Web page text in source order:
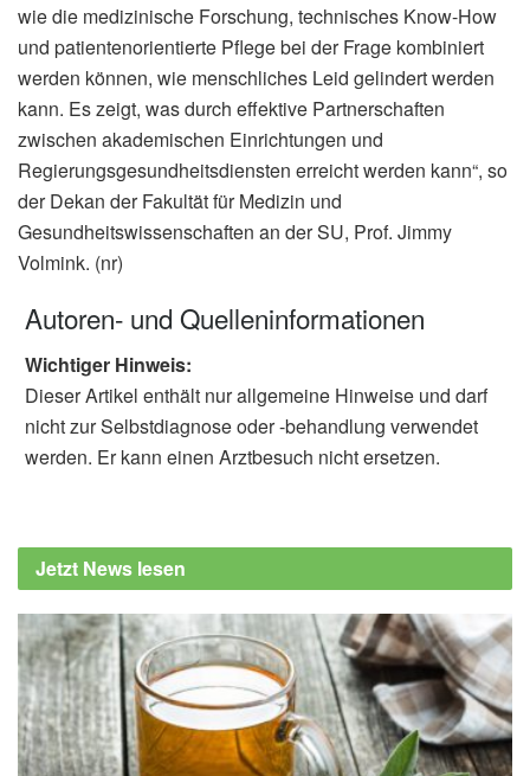
wie die medizinische Forschung, technisches Know-How
und patientenorientierte Pflege bei der Frage kombiniert
werden können, wie menschliches Leid gelindert werden
kann. Es zeigt, was durch effektive Partnerschaften
zwischen akademischen Einrichtungen und
Regierungsgesundheitsdiensten erreicht werden kann“, so
der Dekan der Fakultät für Medizin und
Gesundheitswissenschaften an der SU, Prof. Jimmy
Volmink. (nr)
Autoren- und Quelleninformationen
Wichtiger Hinweis:
Dieser Artikel enthält nur allgemeine Hinweise und darf
nicht zur Selbstdiagnose oder -behandlung verwendet
werden. Er kann einen Arztbesuch nicht ersetzen.
Jetzt News lesen